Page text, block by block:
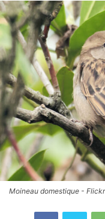
Moineau domestique - Flickr